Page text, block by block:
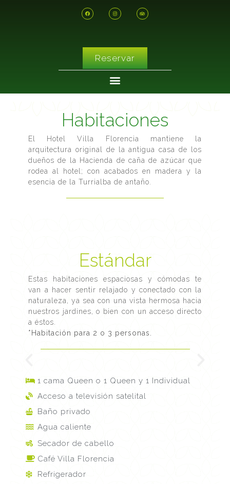
Reservar
Habitaciones
El Hotel Villa Florencia mantiene la
arquitectura original de la antigua casa de los
dueños de la Hacienda de caña de azúcar que
rodea al hotel; con acabados en madera y la
esencia de la Turrialba de antaño.
Estándar
Estas habitaciones espaciosas y cómodas te
van a hacer sentir relajado y conectado con la
naturaleza, ya sea con una vista hermosa hacia
nuestros jardines, o bien con un acceso directo
a éstos.
*Habitación para 2 o 3 personas.
1 cama Queen o 1 Queen y 1 Individual
Acceso a televisión satelital
Baño privado
Agua caliente
Secador de cabello
Café Villa Florencia
Refrigerador